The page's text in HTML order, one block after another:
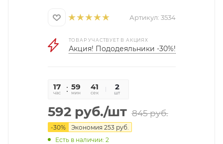
Артикул: 3534
ТОВАР УЧАСТВУЕТ В АКЦИЯХ
Акция! Пододеяльники -30%!
17
час
59
мин
41
сек
2
шт
592руб./шт 845руб.
-30% Экономия 253руб.
Есть в наличии: 2